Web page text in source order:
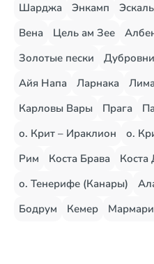
Шарджа
Энкамп
Вена
Цель ам Зее
Золотые пески
Айя Напа
Ларнака
Карловы Вары
Прага
о. Крит – Ираклион
о.
Рим
Коста Брава Коста
о. Тенерифе (Канары)
Бодрум
Кемер